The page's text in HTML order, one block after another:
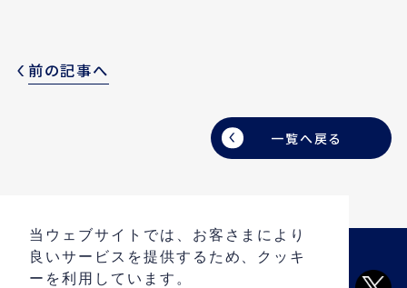
当ウェブサイトでは、お客さまにより
良いサービスを提供するため、クッキ
ーを利用しています。
前の記事へ
一覧へ戻る
ARCHIVE